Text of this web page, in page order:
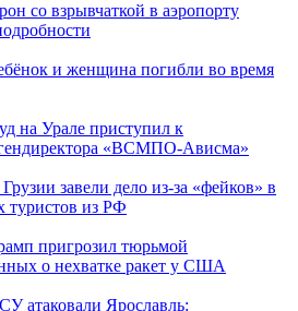
со взрывчаткой в аэропорту
и женщина погибли во время
на Урале приступил к
гендиректора «ВСМПО-Ависма»
завели дело из-за «фейков» в
туристов из РФ
пригрозил тюрьмой
о нехватке ракет у США
атаковали Ярославль: